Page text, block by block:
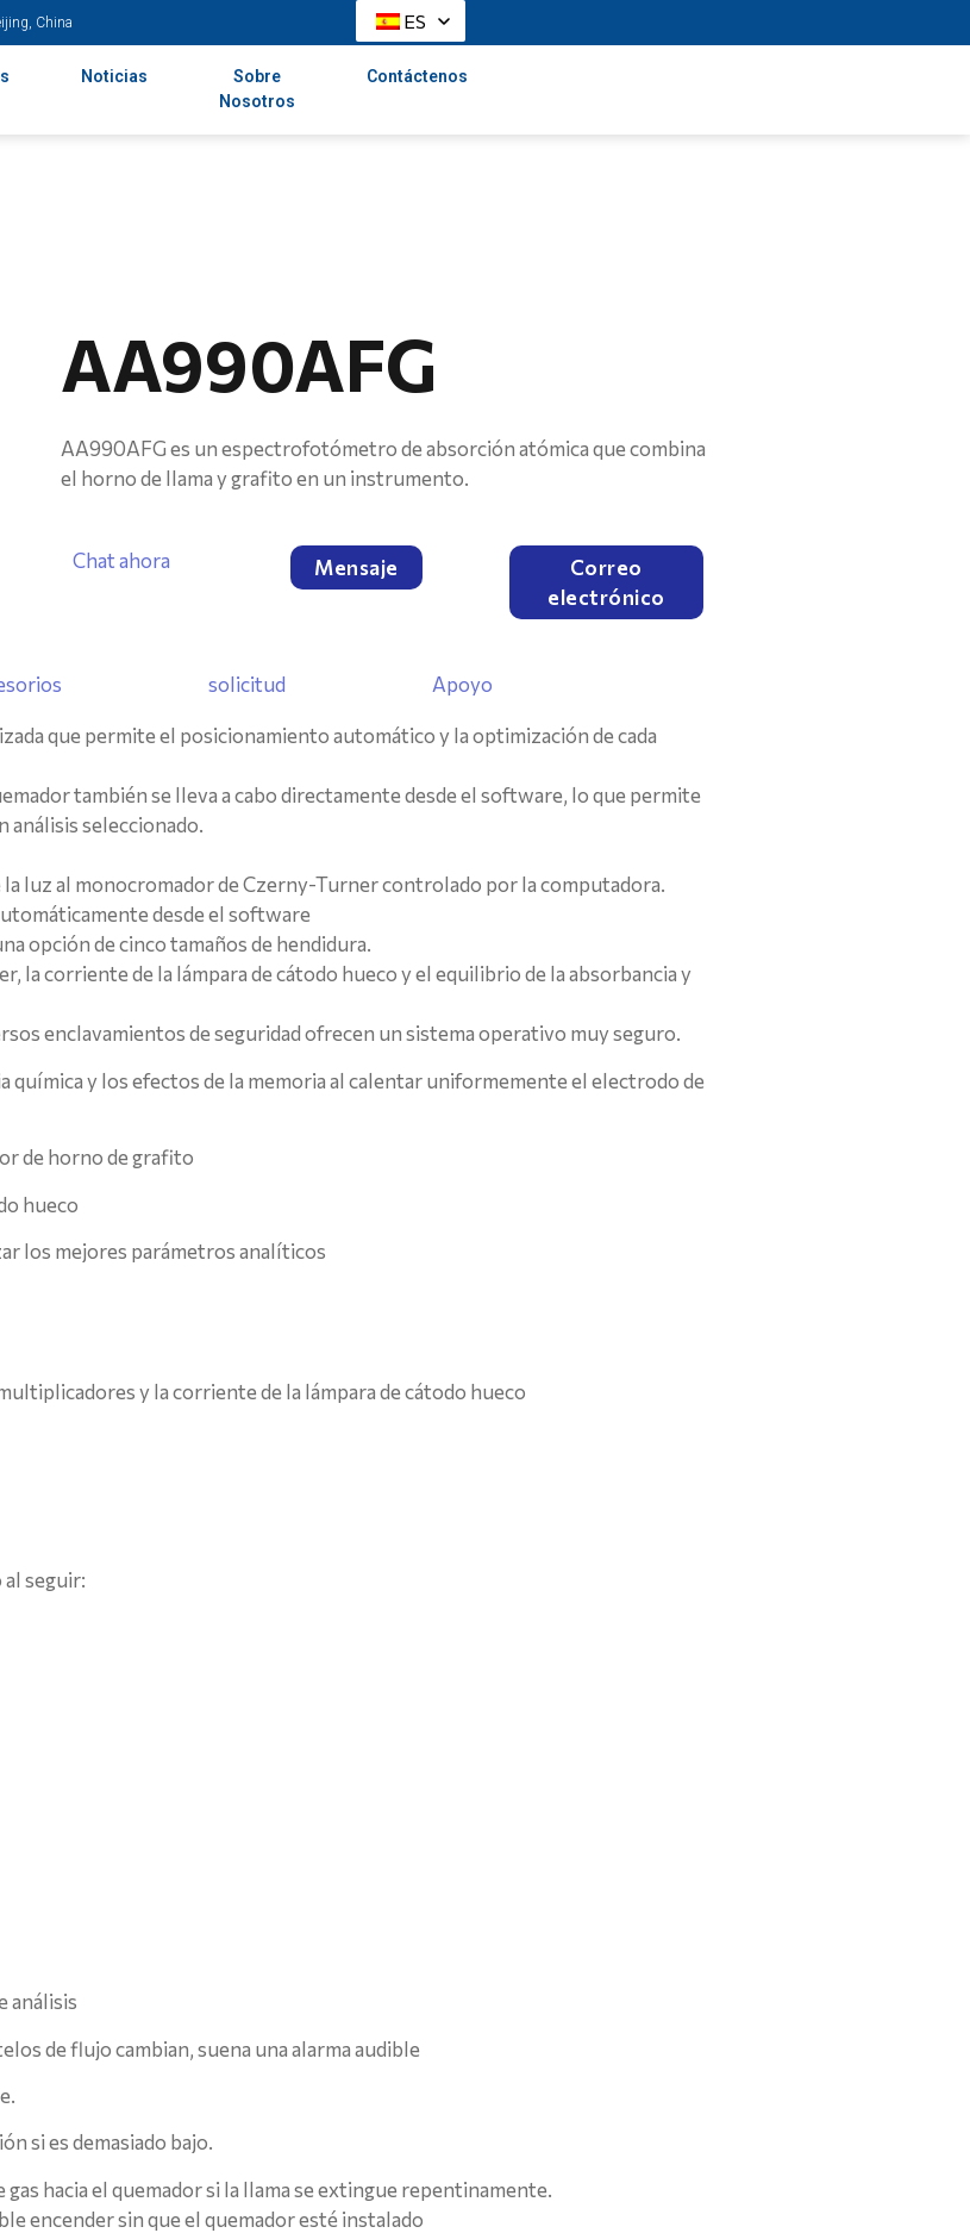
China ES
Noticias
Sobre
Nosotros
Contáctenos
AA990AFG
AA990AFG es un espectrofotómetro de absorción atómica que combina
el horno de llama y grafito en un instrumento.
Chat ahora Mensaje
Correo
electrónico
solicitud Apoyo
que permite el posicionamiento automático y la optimización de cada
también se lleva a cabo directamente desde el software, lo que permite
seleccionado.
luz al monocromador de Czerny-Turner controlado por la computadora.
desde el software
opción de cinco tamaños de hendidura.
corriente de la lámpara de cátodo hueco y el equilibrio de la absorbancia y
enclavamientos de seguridad ofrecen un sistema operativo muy seguro.
y los efectos de la memoria al calentar uniformemente el electrodo de
de horno de grafito
hueco
los mejores parámetros analíticos
y la corriente de la lámpara de cátodo hueco
seguir:
análisis
de flujo cambian, suena una alarma audible
si es demasiado bajo.
hacia el quemador si la llama se extingue repentinamente.
encender sin que el quemador esté instalado